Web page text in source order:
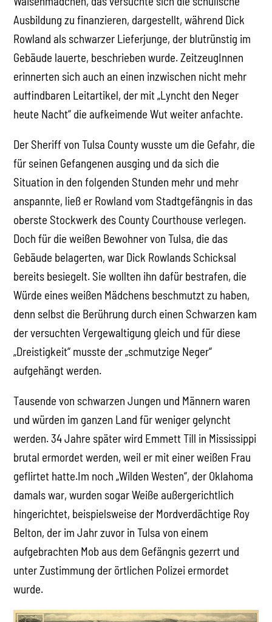
Ausbildung zu finanzieren, dargestellt, während Dick
Rowland als schwarzer Lieferjunge, der blutrünstig im
Gebäude lauerte, beschrieben wurde. ZeitzeugInnen
erinnerten sich auch an einen inzwischen nicht mehr
auffindbaren Leitartikel, der mit „Lyncht den Neger
heute Nacht“ die aufkeimende Wut weiter anfachte.
Der Sheriff von Tulsa County wusste um die Gefahr, die
für seinen Gefangenen ausging und da sich die
Situation in den folgenden Stunden mehr und mehr
anspannte, ließ er Rowland vom Stadtgefängnis in das
oberste Stockwerk des County Courthouse verlegen.
Doch für die weißen Bewohner von Tulsa, die das
Gebäude belagerten, war Dick Rowlands Schicksal
bereits besiegelt. Sie wollten ihn dafür bestrafen, die
Würde eines weißen Mädchens beschmutzt zu haben,
denn selbst die Berührung durch einen Schwarzen kam
der versuchten Vergewaltigung gleich und für diese
„Dreistigkeit“ musste der „schmutzige Neger“
aufgehängt werden.
Tausende von schwarzen Jungen und Männern waren
und würden im ganzen Land für weniger gelyncht
werden. 34 Jahre später wird Emmett Till in Mississippi
brutal ermordet werden, weil er mit einer weißen Frau
geflirtet hatte.Im noch „Wilden Westen“, der Oklahoma
damals war, wurden sogar Weiße außergerichtlich
hingerichtet, beispielsweise der Mordverdächtige Roy
Belton, der im Jahr zuvor in Tulsa von einem
aufgebrachten Mob aus dem Gefängnis gezerrt und
unter Zustimmung der örtlichen Polizei ermordet
wurde.